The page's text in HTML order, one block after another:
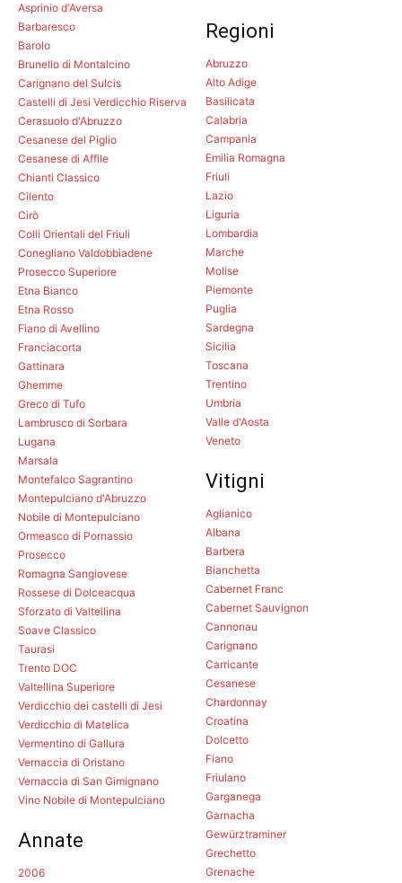
Asprinio d'Aversa
Barbaresco
Barolo
Brunello di Montalcino
Carignano del Sulcis
Castelli di Jesi Verdicchio Riserva
Cerasuolo d'Abruzzo
Cesanese del Piglio
Cesanese di Affile
Chianti Classico
Cilento
Cirò
Colli Orientali del Friuli
Conegliano Valdobbiadene
Prosecco Superiore
Etna Bianco
Etna Rosso
Fiano di Avellino
Franciacorta
Gattinara
Ghemme
Greco di Tufo
Lambrusco di Sorbara
Lugana
Marsala
Montefalco Sagrantino
Montepulciano d'Abruzzo
Nobile di Montepulciano
Ormeasco di Pornassio
Prosecco
Romagna Sangiovese
Rossese di Dolceacqua
Sforzato di Valtellina
Soave Classico
Taurasi
Trento DOC
Valtellina Superiore
Verdicchio dei castelli di Jesi
Verdicchio di Matelica
Vermentino di Gallura
Vernaccia di Oristano
Vernaccia di San Gimignano
Vino Nobile di Montepulciano
Annate
2006
Regioni
Abruzzo
Alto Adige
Basilicata
Calabria
Campania
Emilia Romagna
Friuli
Lazio
Liguria
Lombardia
Marche
Molise
Piemonte
Puglia
Sardegna
Sicilia
Toscana
Trentino
Umbria
Valle d'Aosta
Veneto
Vitigni
Aglianico
Albana
Barbera
Bianchetta
Cabernet Franc
Cabernet Sauvignon
Cannonau
Carignano
Carricante
Cesanese
Chardonnay
Croatina
Dolcetto
Fiano
Friulano
Garganega
Garnacha
Gewürztraminer
Grechetto
Grenache